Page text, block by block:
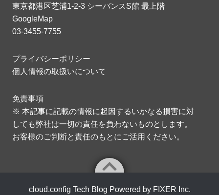
東京都港区芝浦1-2-3 シーバンスS館 最上階
GoogleMap
03-3455-7755
プライバシーポリシー
個人情報の取扱いについて
免責事項
※ 本記事に記載の情報に起因するいかなる損害に対
しても弊社は一切の責任を負わないものとします。
お客様のご判断と責任のもとにご活用ください。
cloud.config Tech Blog Powered by FIXER Inc.